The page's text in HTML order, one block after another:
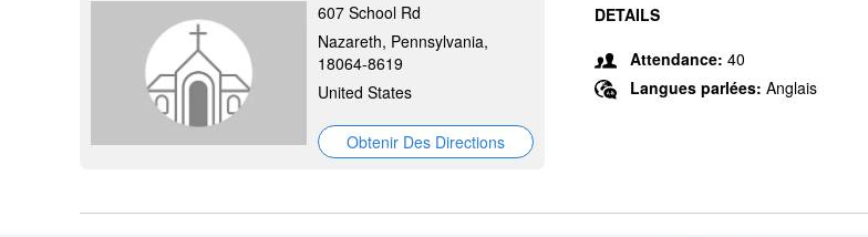
607 School Rd
Nazareth, Pennsylvania,
18064-8619
United States
Obtenir Des Directions
DETAILS
Attendance: 40
Langues parlées: Anglais